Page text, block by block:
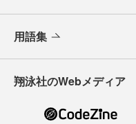
用語集
翔泳社のWebメディア